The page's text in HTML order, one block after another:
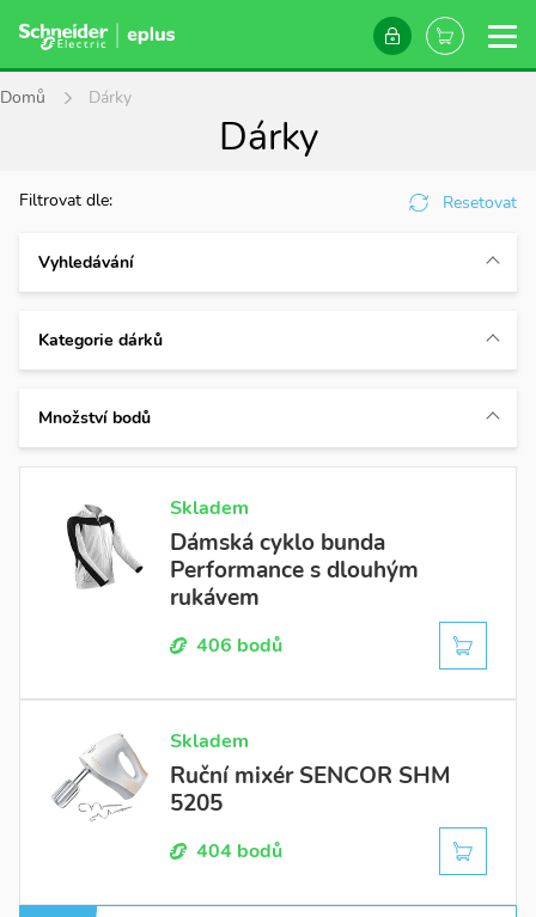
Domů Dárky
Dárky
Filtrovat dle: Resetovat
Vyhledávání
Kategorie dárků
Delikatesy
Hobby
Oblečení
Pro nejmenší
Sport a volný čas
Zdraví a krása
Množství bodů
Skladem
Dámská cyklo bunda
Performance s dlouhým
rukávem
406 bodů
Skladem
Ruční mixér SENCOR SHM
5205
404 bodů